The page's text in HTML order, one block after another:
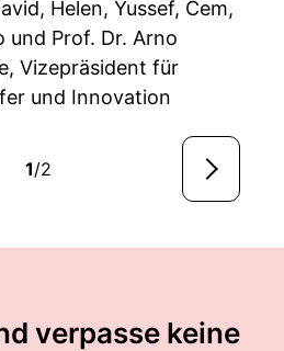
Helen, Yussef, Cem,
und Prof. Dr. Arno
Vizepräsident für
und Innovation
1/2
verpasse keine